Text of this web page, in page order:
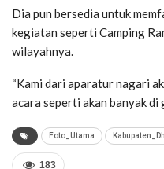
Dia pun bersedia untuk
kegiatan seperti Camping
wilayahnya.
“Kami dari aparatur nagari
acara seperti akan banyak di
Foto_Utama
183